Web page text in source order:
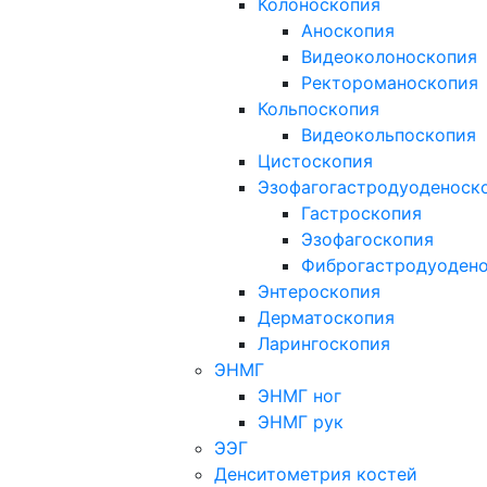
Колоноскопия
Аноскопия
Видеоколоноскопия
Ректороманоскопия
Кольпоскопия
Видеокольпоскопия
Цистоскопия
Гастроскопия
Эзофагоскопия
Энтероскопия
Дерматоскопия
Ларингоскопия
ЭНМГ
ЭНМГ ног
ЭНМГ рук
ЭЭГ
Денситометрия костей